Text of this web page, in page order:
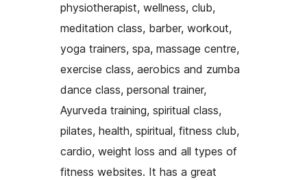
physiotherapist, wellness, club,
meditation class, barber, workout,
yoga trainers, spa, massage centre,
exercise class, aerobics and zumba
dance class, personal trainer,
Ayurveda training, spiritual class,
pilates, health, spiritual, fitness club,
cardio, weight loss and all types of
fitness websites. It has a great